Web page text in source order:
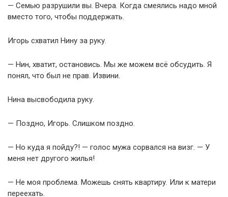
— Семью разрушили вы. Вчера. Когда смеялись надо мной
вместо того, чтобы поддержать.
Игорь схватил Нину за руку.
— Нин, хватит, остановись. Мы же можем всё обсудить. Я
понял, что был не прав. Извини.
Нина высвободила руку.
— Поздно, Игорь. Слишком поздно.
— Но куда я пойду?! — голос мужа сорвался на визг. — У
меня нет другого жилья!
— Не моя проблема. Можешь снять квартиру. Или к матери
переехать.